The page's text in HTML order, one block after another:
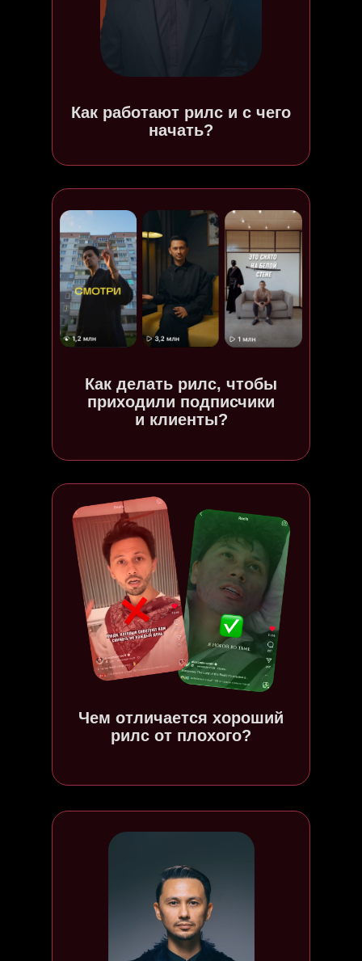
Как работают рилс и с чего
начать?
Как делать рилс, чтобы
приходили подписчики
и клиенты?
Чем отличается хороший
рилс от плохого?